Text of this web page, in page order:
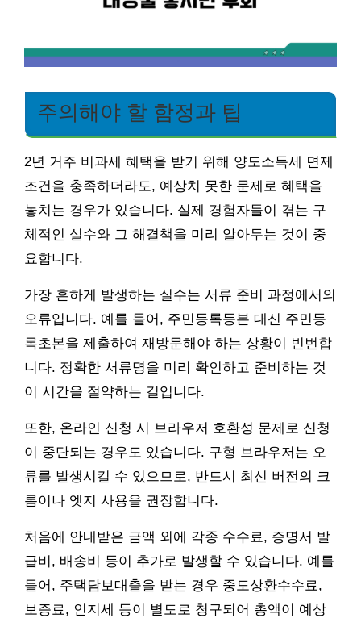
주의해야 할 함정과 팁
2년 거주 비과세 혜택을 받기 위해 양도소득세 면제
조건을 충족하더라도, 예상치 못한 문제로 혜택을
놓치는 경우가 있습니다. 실제 경험자들이 겪는 구
체적인 실수와 그 해결책을 미리 알아두는 것이 중
요합니다.
가장 흔하게 발생하는 실수는 서류 준비 과정에서의
오류입니다. 예를 들어, 주민등록등본 대신 주민등
록초본을 제출하여 재방문해야 하는 상황이 빈번합
니다. 정확한 서류명을 미리 확인하고 준비하는 것
이 시간을 절약하는 길입니다.
또한, 온라인 신청 시 브라우저 호환성 문제로 신청
이 중단되는 경우도 있습니다. 구형 브라우저는 오
류를 발생시킬 수 있으므로, 반드시 최신 버전의 크
롬이나 엣지 사용을 권장합니다.
처음에 안내받은 금액 외에 각종 수수료, 증명서 발
급비, 배송비 등이 추가로 발생할 수 있습니다. 예를
들어, 주택담보대출을 받는 경우 중도상환수수료,
보증료, 인지세 등이 별도로 청구되어 총액이 예상